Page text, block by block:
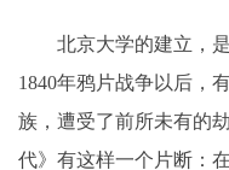
北京大学的建立，
1840年鸦片战争以后，
族，遭受了前所未有的
代》有这样一个片断：